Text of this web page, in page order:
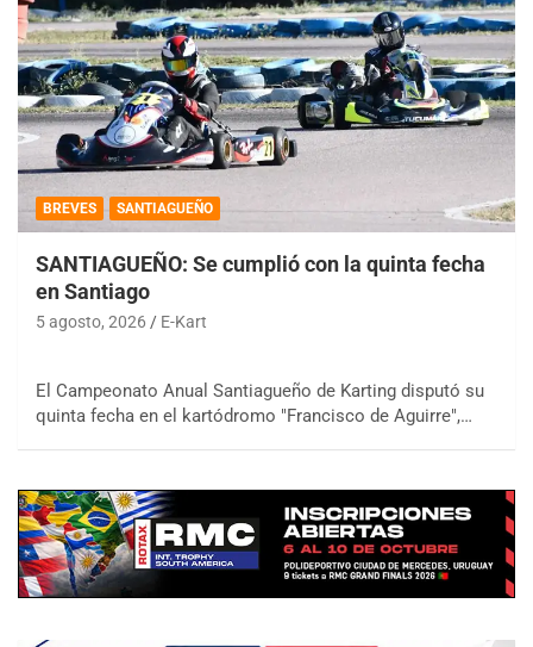
BREVES SANTIAGUEÑO
SANTIAGUEÑO: Se cumplió con la quinta fecha
en Santiago
5 agosto, 2026 E-Kart
El Campeonato Anual Santiagueño de Karting disputó su
quinta fecha en el kartódromo "Francisco de Aguirre",…